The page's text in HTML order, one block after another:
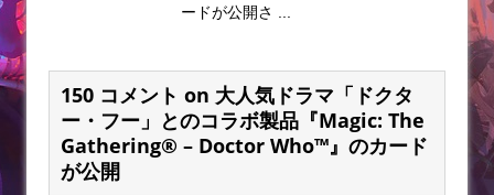
ードが公開さ ...
150 コメント on 大人気ドラマ「ドクタ
ー・フー」とのコラボ製品『Magic: The
Gathering® – Doctor Who™』のカード
が公開